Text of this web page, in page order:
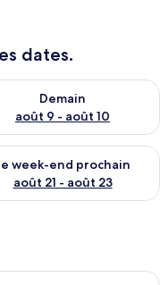
dates.
8 - août 9
Demain
août 9 - août 10
la disponibilité pour
août 14 - août 16
week-end prochain
août 21 - août 23
la disponibilité pour